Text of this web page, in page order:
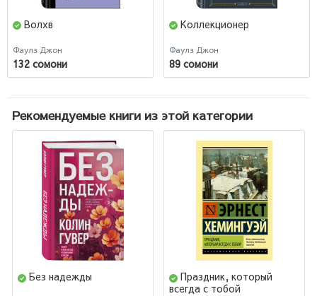
Волхв
Фаулз Джон
132 сомони
Коллекционер
Фаулз Джон
89 сомони
Рекомендуемые книги из этой категории
Без надежды
Праздник, который
всегда с тобой